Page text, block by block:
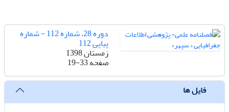
دوره 28، شماره 112 - شماره
پیاپی 112
زمستان 1398
صفحه19-33
فایل ها